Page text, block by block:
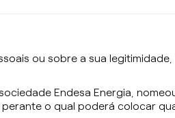
ou sobre a sua
Endesa Energia,
o qual poderá colocar